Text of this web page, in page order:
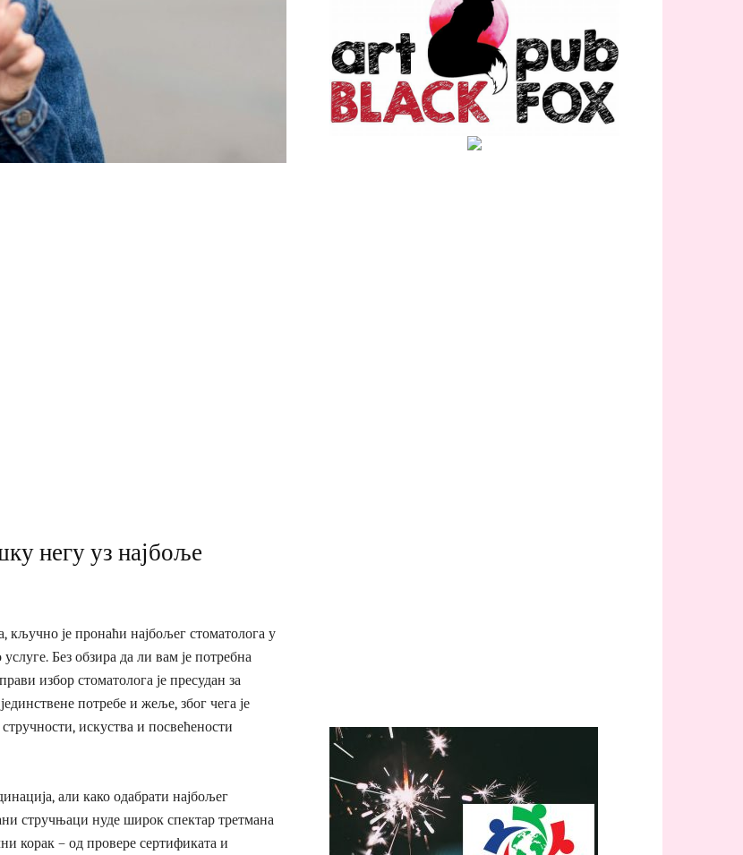
негу уз најбоље
кључно је пронаћи најбољег стоматолога у
Без обзира да ли вам је потребна
избор стоматолога је пресудан за
потребе и жеље, због чега је
искуства и посвећености
али како одабрати најбољег
стручњаци нуде широк спектар третмана
корак – од провере сертификата и